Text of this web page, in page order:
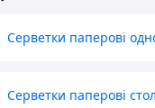
Серветки паперові
Серветки паперові